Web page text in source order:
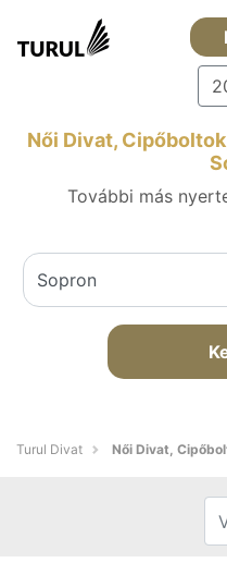
Női Divat,
További más
Turul Divat Női Divat,